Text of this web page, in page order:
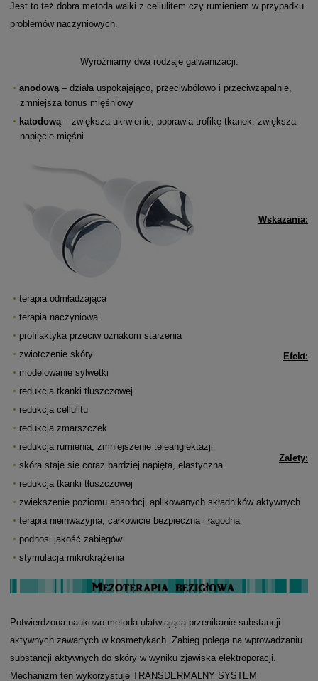
Jest to też dobra metoda walki z cellulitem czy rumieniem w przypadku
problemów naczyniowych.
Wyróżniamy dwa rodzaje galwanizacji:
anodową– działa uspokajająco, przeciwbólowo i przeciwzapalnie,
zmniejsza tonus mięśniowy
katodową– zwiększa ukrwienie, poprawia trofikę tkanek, zwiększa
napięcie mięśni
Wskazania:
terapia odmładzająca
terapia naczyniowa
profilaktyka przeciw oznakom starzenia
zwiotczenie skóry
modelowanie sylwetki
redukcja tkanki tłuszczowej
redukcja cellulitu
Efekt:
redukcja zmarszczek
redukcja rumienia, zmniejszenie teleangiektazji
skóra staje się coraz bardziej napięta, elastyczna
redukcja tkanki tłuszczowej
Zalety:
zwiększenie poziomu absorbcji aplikowanych składników aktywnych
terapia nieinwazyjna, całkowicie bezpieczna i łagodna
podnosi jakość zabiegów
stymulacja mikrokrążenia
Potwierdzona naukowo metoda ułatwiająca przenikanie substancji
aktywnych zawartych w kosmetykach. Zabieg polega na wprowadzaniu
substancji aktywnych do skóry w wyniku zjawiska elektroporacji.
Mechanizm ten wykorzystuje TRANSDERMALNY SYSTEM